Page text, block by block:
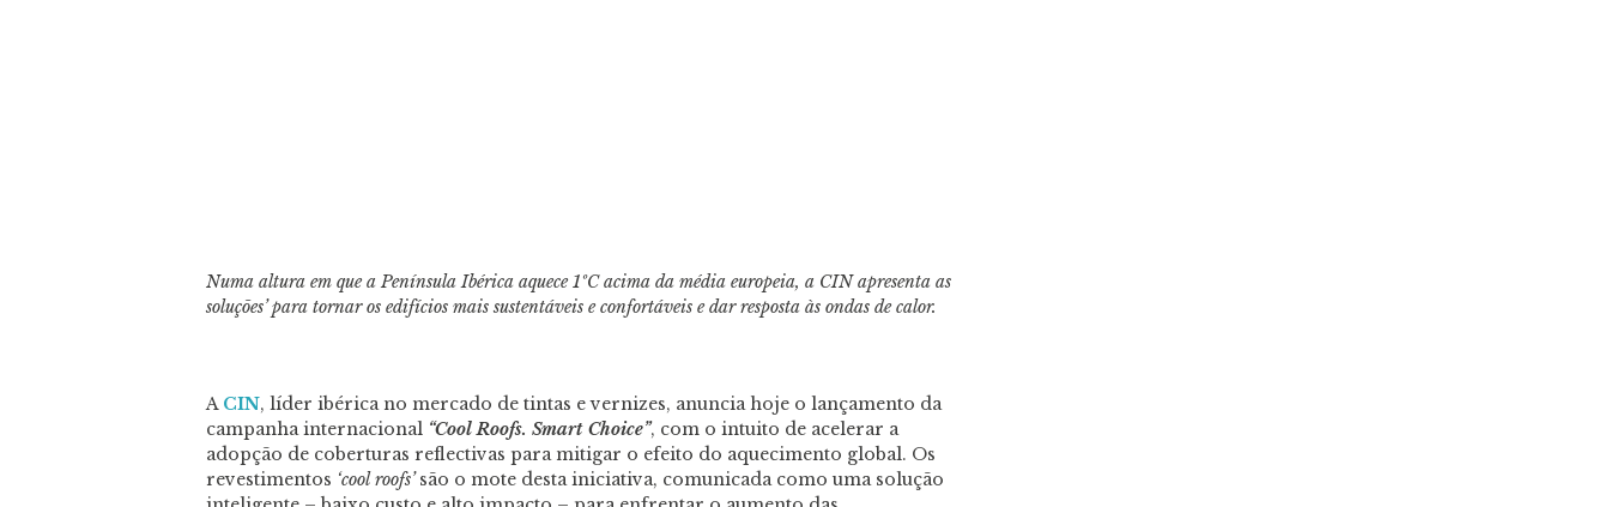
Numa altura em que a Península Ibérica aquece 1ºC acima da média europeia, a CIN apresenta as
soluções’ para tornar os edifícios mais sustentáveis e confortáveis e dar resposta às ondas de calor.
A CIN, líder ibérica no mercado de tintas e vernizes, anuncia hoje o lançamento da
campanha internacional “Cool Roofs. Smart Choice”, com o intuito de acelerar a
adopção de coberturas reflectivas para mitigar o efeito do aquecimento global. Os
revestimentos ‘cool roofs’são o mote desta iniciativa, comunicada como uma solução